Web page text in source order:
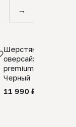
→
Шерстяной свитер
оверсайз 100%
premium merino
Черный
11 990 ₽